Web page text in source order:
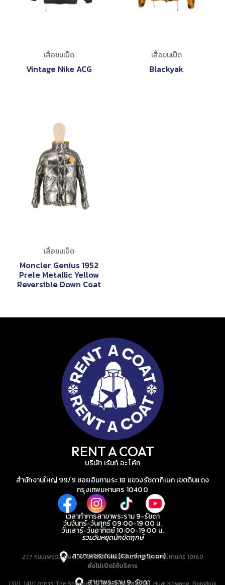
เสื้อขนเป็ด
Vintage Nike ACG
เสื้อขนเป็ด
Blackyak
เสื้อขนเป็ด
Moncler Genius 1952
Prele Metallic Yellow
Reversible Down Coat
RENT A COAT
บริษัท เร้นท์ อะ โค้ท
สำนักงานใหญ่ 99/9 ซอยอินทามระ 18 แขวงรัชดาภิเษก เขตดินแดง
กรุงเทพมหานคร 10400
เวลาทำการสาขาพระราม 9-รัชดา
วันจันทร์-วันศุกร์ 09:00-19:00 น.
วันเสาร์-วันอาทิตย์ 10:00-19:00 น.
รวมวันหยุดนักขัตฤกษ์
สาขาเพชรเกษม (Coming Soon)
277 ถนนเพชรเกษม แขวงบางหว้า เขตภาษีเจริญ กรุงเทพมหานคร 10160
ยังไม่เปิดให้บริการ
สาขาพระราม 9-รัชดา